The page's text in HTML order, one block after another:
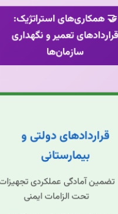
🤝 همکاری‌های استراتژیک:
قراردادهای تعمیر و نگهداری
سازمان‌ها
قراردادهای دولتی و
بیمارستانی
تضمین آمادگی عملکردی تجهیزات
تحت الزامات ایمنی